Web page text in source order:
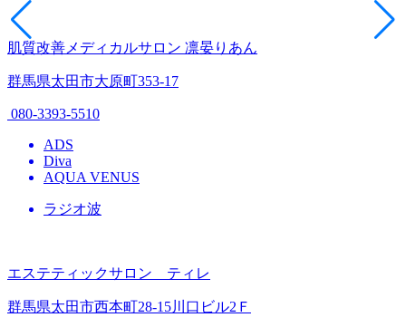
肌質改善メディカルサロン 凛晏りあん
群馬県太田市大原町353-17
080-3393-5510
ADS
Diva
AQUA VENUS
ラジオ波
エステティックサロン ティレ
群馬県太田市西本町28-15川口ビル2Ｆ